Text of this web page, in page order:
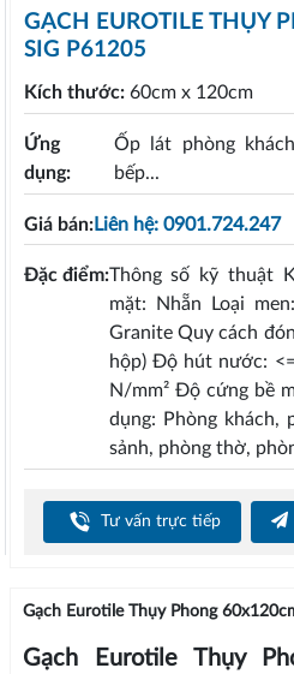
GẠCH EUROTILE THỤY
SIG P61205
Kích thước: 60cm x 120cm
Ứng
dụng:
Ốp lát phòng
bếp...
Giá bán:Liên hệ: 0901.724.247
Đặc điểm:Thông số kỹ thuật
mặt: Nhẵn Loại
Granite Quy cách
hộp) Độ hút nước:
N/mm² Độ cứng bề
dụng: Phòng khách,
sảnh, phòng thờ,
Tư vấn trực tiếp
Gạch Eurotile Thụy Phong
Gạch Eurotile Thụy